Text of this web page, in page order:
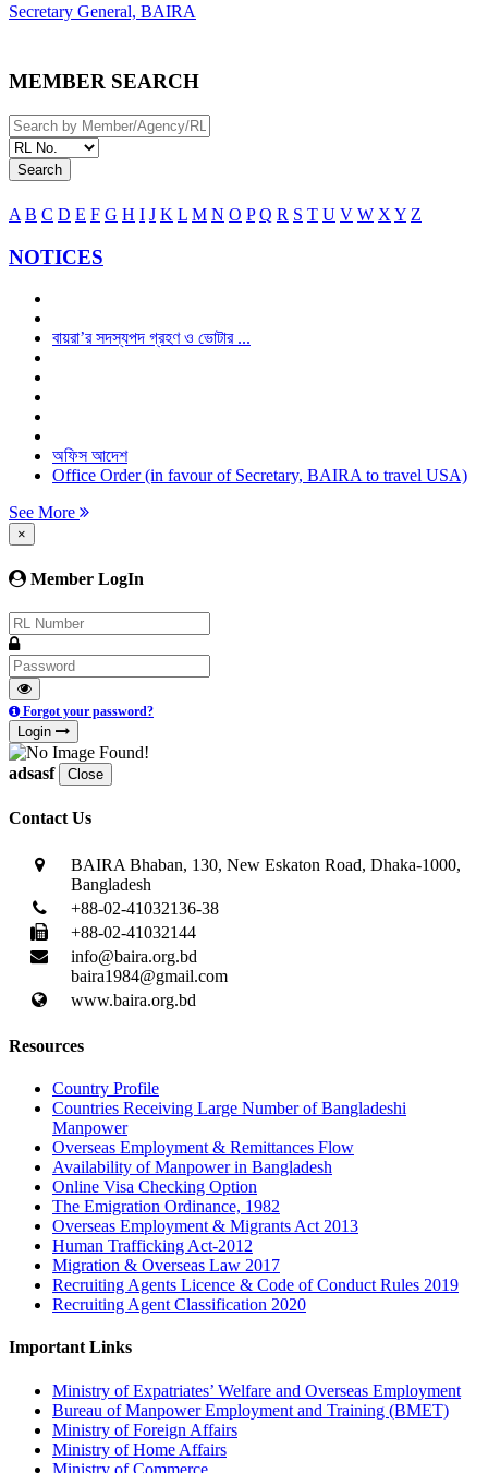
Secretary General, BAIRA
MEMBER SEARCH
Search
A B C D E F G H I J K L M N O P Q R S T U V W X Y Z
NOTICES
বায়রা’র সদস্যপদ গ্রহণ ও ভোটার ...
অফিস আদেশ
Office Order (in favour of Secretary, BAIRA to travel USA)
See More
×
Member LogIn
Forgot your password?
Login
adsasf Close
Contact Us
BAIRA Bhaban, 130, New Eskaton Road, Dhaka-1000,
Bangladesh
+88-02-41032136-38
+88-02-41032144
info@baira.org.bd
baira1984@gmail.com
www.baira.org.bd
Resources
Country Profile
Countries Receiving Large Number of Bangladeshi
Manpower
Overseas Employment & Remittances Flow
Availability of Manpower in Bangladesh
Online Visa Checking Option
The Emigration Ordinance, 1982
Overseas Employment & Migrants Act 2013
Human Trafficking Act-2012
Migration & Overseas Law 2017
Recruiting Agents Licence & Code of Conduct Rules 2019
Recruiting Agent Classification 2020
Important Links
Ministry of Expatriates’ Welfare and Overseas Employment
Bureau of Manpower Employment and Training (BMET)
Ministry of Foreign Affairs
Ministry of Home Affairs
Ministry of Commerce